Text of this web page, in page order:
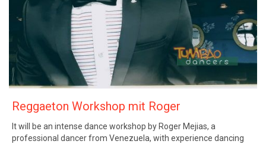
Reggaeton Workshop mit Roger
It will be an intense dance workshop by Roger Mejias, a
professional dancer from Venezuela, with experience dancing